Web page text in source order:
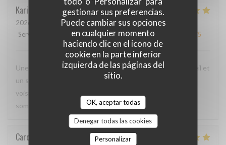
gestionar sus preferencias.
Puede cambiar sus opciones
en cualquier momento
haciendo clic en el icono de
cookie en la parte inferior
izquierda de las páginas del
sitio.
OK, aceptar todas
Denegar todas las cookies
Personalizar
Karin
2026-05-01
- 19:15 - Invitados 3
Servicio
Ambiente: 4 /5 Menú: 5/5 Calidad / Precio /5
Une cuisine délicieuse et pleine de saveurs, avec un accueil et
un service irréprochables. Moins de monde que chez les
voisins, mais ils méritent d'être plus connus car nous nous
sommes régalés !
Caroline